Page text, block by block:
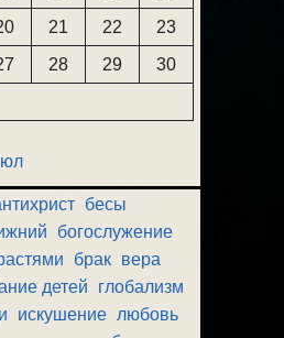
21 22
23
28 29
30
бесы
богослужение
брак вера
детей
глобализм
искушение любовь